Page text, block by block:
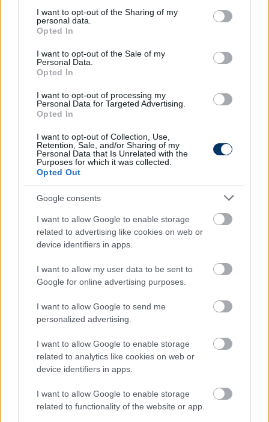
not limited to your visit or usage behaviour. You may click to
grant or deny consent to Google and its third-party tags to
use your data for below specified purposes in below Google
consent section.
I want to opt-out of the Sharing of my
personal data.
Opted In
I want to opt-out of the Sale of my
Personal Data.
Opted In
I want to opt-out of processing my
Personal Data for Targeted Advertising.
Opted In
I want to opt-out of Collection, Use,
Retention, Sale, and/or Sharing of my
Personal Data that Is Unrelated with the
Purposes for which it was collected.
Opted Out
Google consents
I want to allow Google to enable storage
related to advertising like cookies on web or
device identifiers in apps.
I want to allow my user data to be sent to
Google for online advertising purposes.
I want to allow Google to send me
personalized advertising.
I want to allow Google to enable storage
related to analytics like cookies on web or
device identifiers in apps.
I want to allow Google to enable storage
related to functionality of the website or app.
Grzelak sorsáról megszületett a
döntés Újpesten
Értesüléseink szerint Újpesten már tárgyalnak
Bartosz Grzelak menesztéséről.
között legyen a Google-találatokban
Tetszett a cikk? Megosztanád?
Email küldés
CÍMKÉK: #LÉGIÓSOK #NÉMET FOCI